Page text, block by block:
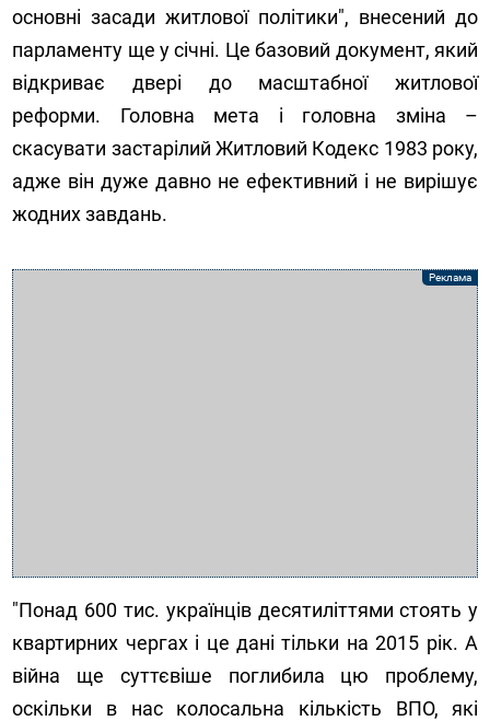
основні засади житлової політики", внесений до
парламенту ще у січні. Це базовий документ, який
відкриває двері до масштабної житлової
реформи. Головна мета і головна зміна –
скасувати застарілий Житловий Кодекс 1983 року,
адже він дуже давно не ефективний і не вирішує
жодних завдань.
"Понад 600 тис. українців десятиліттями стоять у
квартирних чергах і це дані тільки на 2015 рік. А
війна ще суттєвіше поглибила цю проблему,
оскільки в нас колосальна кількість ВПО, які